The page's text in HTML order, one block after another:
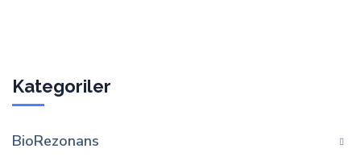
Kategoriler
BioRezonans